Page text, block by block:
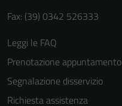
Fax: (39) 0342 526333
Leggi le FAQ
Prenotazione appuntamento
Segnalazione disservizio
Richiesta assistenza